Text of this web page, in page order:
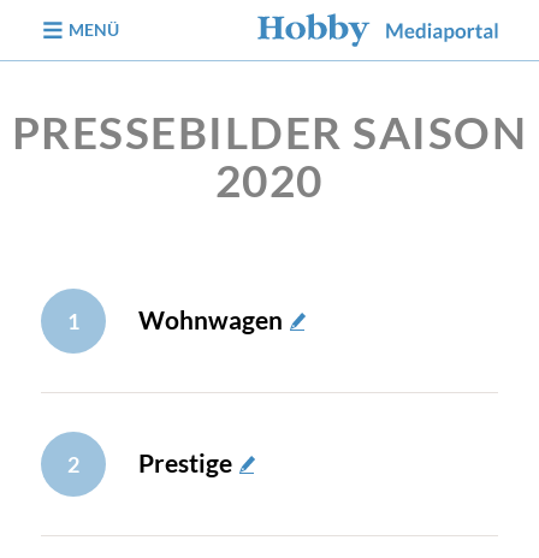
MENÜ
PRESSEBILDER SAISON
2020
1 Wohnwagen
2 Prestige